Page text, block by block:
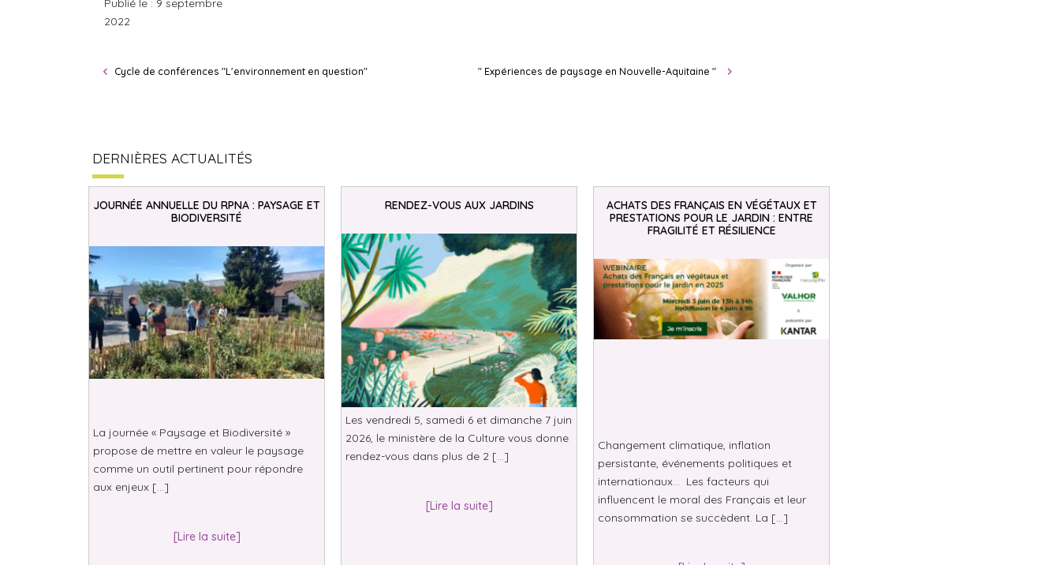
Publié le : 9 septembre
2022
Cycle de conférences "L'environnement en question" " Expériences de paysage en Nouvelle-Aquitaine "
DERNIÈRES ACTUALITÉS
JOURNÉE ANNUELLE DU RPNA : PAYSAGE ET
BIODIVERSITÉ
La journée « Paysage et Biodiversité »
propose de mettre en valeur le paysage
comme un outil pertinent pour répondre
aux enjeux […]
[Lire la suite]
RENDEZ-VOUS AUX JARDINS
Les vendredi 5, samedi 6 et dimanche 7 juin
2026, le ministère de la Culture vous donne
rendez-vous dans plus de 2 […]
[Lire la suite]
ACHATS DES FRANÇAIS EN VÉGÉTAUX ET
PRESTATIONS POUR LE JARDIN : ENTRE
FRAGILITÉ ET RÉSILIENCE
Changement climatique, inflation
persistante, événements politiques et
internationaux… Les facteurs qui
influencent le moral des Français et leur
consommation se succèdent. La […]